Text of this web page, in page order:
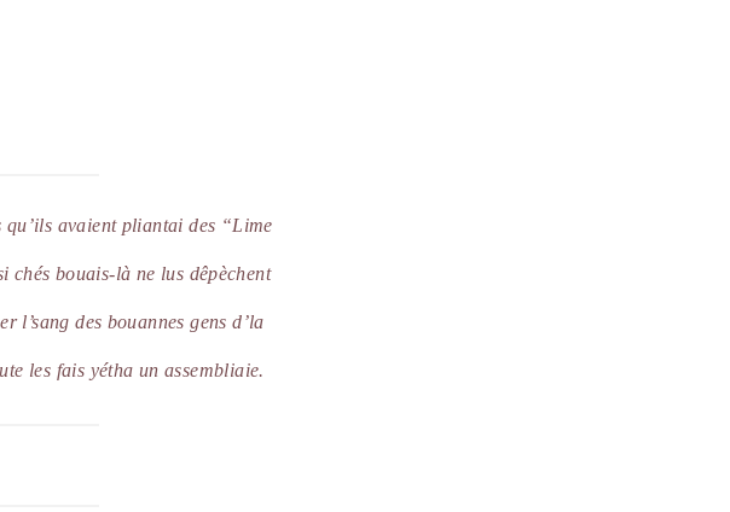
qu’ils avaient pliantai des “Lime
chés bouais-là ne lus dêpèchent
des bouannes gens d’la
les fais yétha un assembliaie.